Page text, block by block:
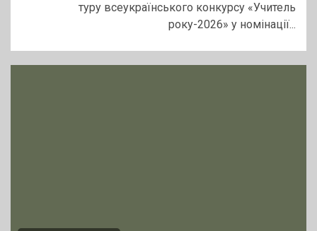
туру всеукраїнського конкурсу «Учитель
року-2026» у номінації...